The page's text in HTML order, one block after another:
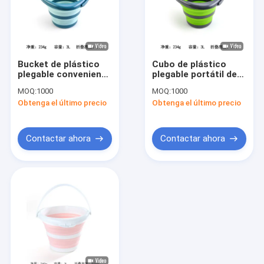
Bucket de plástico
plegable conveniente
aplicaciones
domésticas y al aire
MOQ:1000
Obtenga el último precio
Contactar ahora
Cubo de plástico
plegable portátil de
de almacenar
MOQ:1000
Obtenga el último precio
Contactar ahora